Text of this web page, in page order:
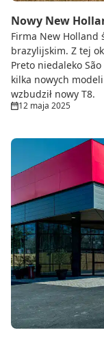
Nowy New
Firma New Holland
brazylijskim. Z tej
Preto niedaleko
kilka nowych
wzbudził nowy T8.
12 maja 2025